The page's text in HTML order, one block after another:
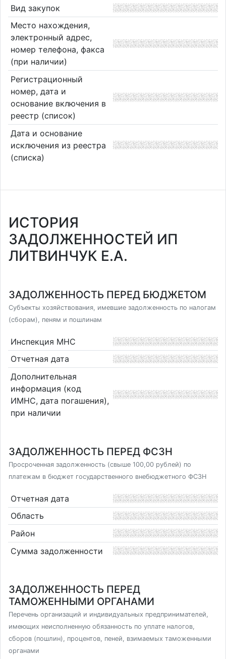
Вид закупок
Место нахождения,
электронный адрес,
номер телефона, факса
(при наличии)
Регистрационный
номер, дата и
основание включения в
реестр (список)
Дата и основание
исключения из реестра
(списка)
ИСТОРИЯ
ЗАДОЛЖЕННОСТЕЙ ИП
ЛИТВИНЧУК Е.А.
ЗАДОЛЖЕННОСТЬ ПЕРЕД БЮДЖЕТОМ
Субъекты хозяйствования, имевшие задолженность по налогам
(сборам), пеням и пошлинам
Инспекция МНС
Отчетная дата
Дополнительная
информация (код
ИМНС, дата погашения),
при наличии
ЗАДОЛЖЕННОСТЬ ПЕРЕД ФСЗН
Просроченная задолженность (свыше 100,00 рублей) по
платежам в бюджет государственного внебюджетного ФСЗН
Отчетная дата
Область
Район
Сумма задолженности
ЗАДОЛЖЕННОСТЬ ПЕРЕД
ТАМОЖЕННЫМИ ОРГАНАМИ
Перечень организаций и индивидуальных предпринимателей,
имеющих неисполненную обязанность по уплате налогов,
сборов (пошлин), процентов, пеней, взимаемых таможенными
органами